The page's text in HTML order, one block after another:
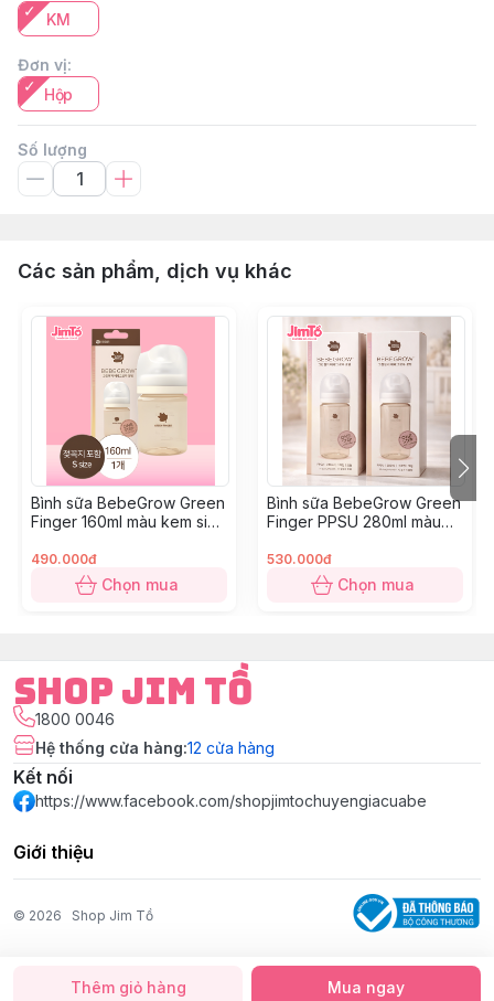
KM
Đơn vị:
Hộp
Số lượng
Thêm giỏ hàng Mua ngay
Các sản phẩm, dịch vụ khác
Bình sữa BebeGrow Green
Finger 160ml màu kem size
490.000đ
Chọn mua
Bình sữa BebeGrow Green
Finger PPSU 280ml màu
530.000đ
Chọn mua
Shop Jim Tồ
1800 0046
Hệ thống cửa hàng:12 cửa hàng
Kết nối
https://www.facebook.com/shopjimtochuyengiacuabe
Giới thiệu
© 2026 Shop Jim Tồ